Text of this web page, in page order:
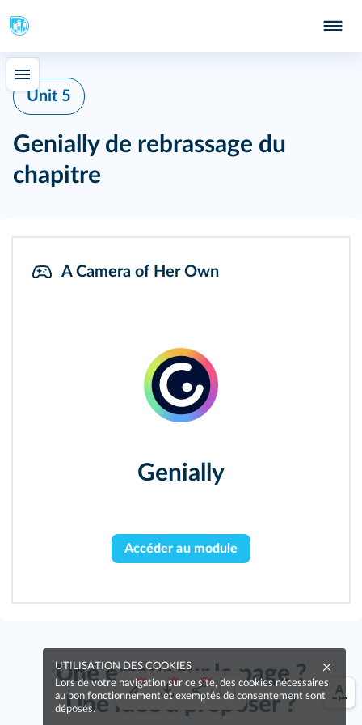
Unit 5
Genially de rebrassage du
chapitre
A Camera of Her Own
Genially
Accéder au module
Une erreur sur la page ?
Une idée à proposer ?
UTILISATION DES COOKIES
Lors de votre navigation sur ce site, des cookies nécessaires
au bon fonctionnement et exemptés de consentement sont
déposés.